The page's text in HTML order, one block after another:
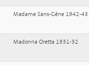
Madame Sans-Gêne 1942-43
Madonna Oretta 1931-32